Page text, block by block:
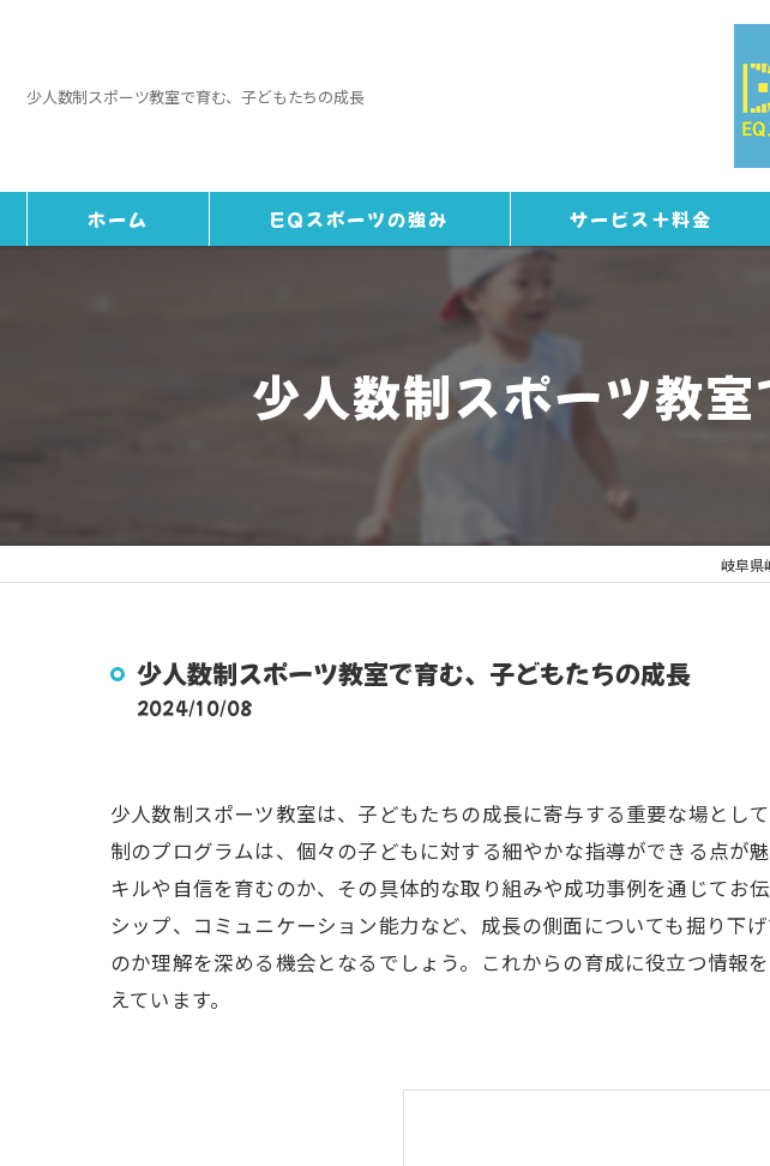
少人数制スポーツ教室で育む、子どもたちの成長
ホーム EQスポーツの強み サービス＋料金
スタッフ紹介
少人数制スポーツ教
岐阜県
少人数制スポーツ教室で育む、子どもたちの成長
2024/10/08
少人数制スポーツ教室は、子どもたちの成長に寄与する重要な場とし
制のプログラムは、個々の子どもに対する細やかな指導ができる点が
キルや自信を育むのか、その具体的な取り組みや成功事例を通じてお
シップ、コミュニケーション能力など、成長の側面についても掘り下
のか理解を深める機会となるでしょう。これからの育成に役立つ情報
えています。